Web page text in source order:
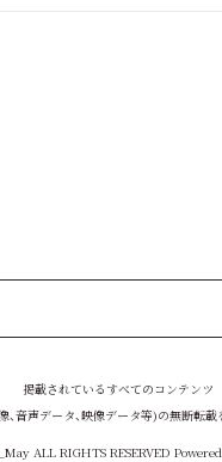
掲載されているすべてのコンテンツ
、音声データ、映像データ等)の無断転載
ALL RIGHTS RESERVED